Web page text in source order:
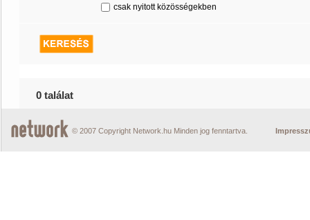
csak nyitott közösségekben
0 találat
© 2007 Copyright Network.hu Minden jog fenntartva.